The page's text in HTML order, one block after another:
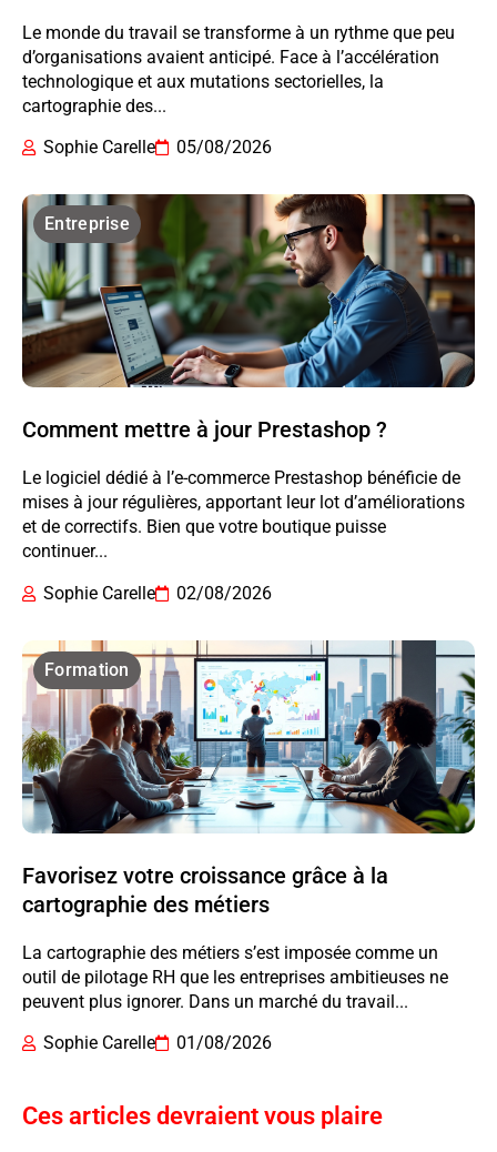
Le monde du travail se transforme à un rythme que peu
d’organisations avaient anticipé. Face à l’accélération
technologique et aux mutations sectorielles, la
cartographie des...
Sophie Carelle
05/08/2026
Entreprise
Comment mettre à jour Prestashop ?
Le logiciel dédié à l’e-commerce Prestashop bénéficie de
mises à jour régulières, apportant leur lot d’améliorations
et de correctifs. Bien que votre boutique puisse
continuer...
Sophie Carelle
02/08/2026
Formation
Favorisez votre croissance grâce à la
cartographie des métiers
La cartographie des métiers s’est imposée comme un
outil de pilotage RH que les entreprises ambitieuses ne
peuvent plus ignorer. Dans un marché du travail...
Sophie Carelle
01/08/2026
Ces articles devraient vous plaire